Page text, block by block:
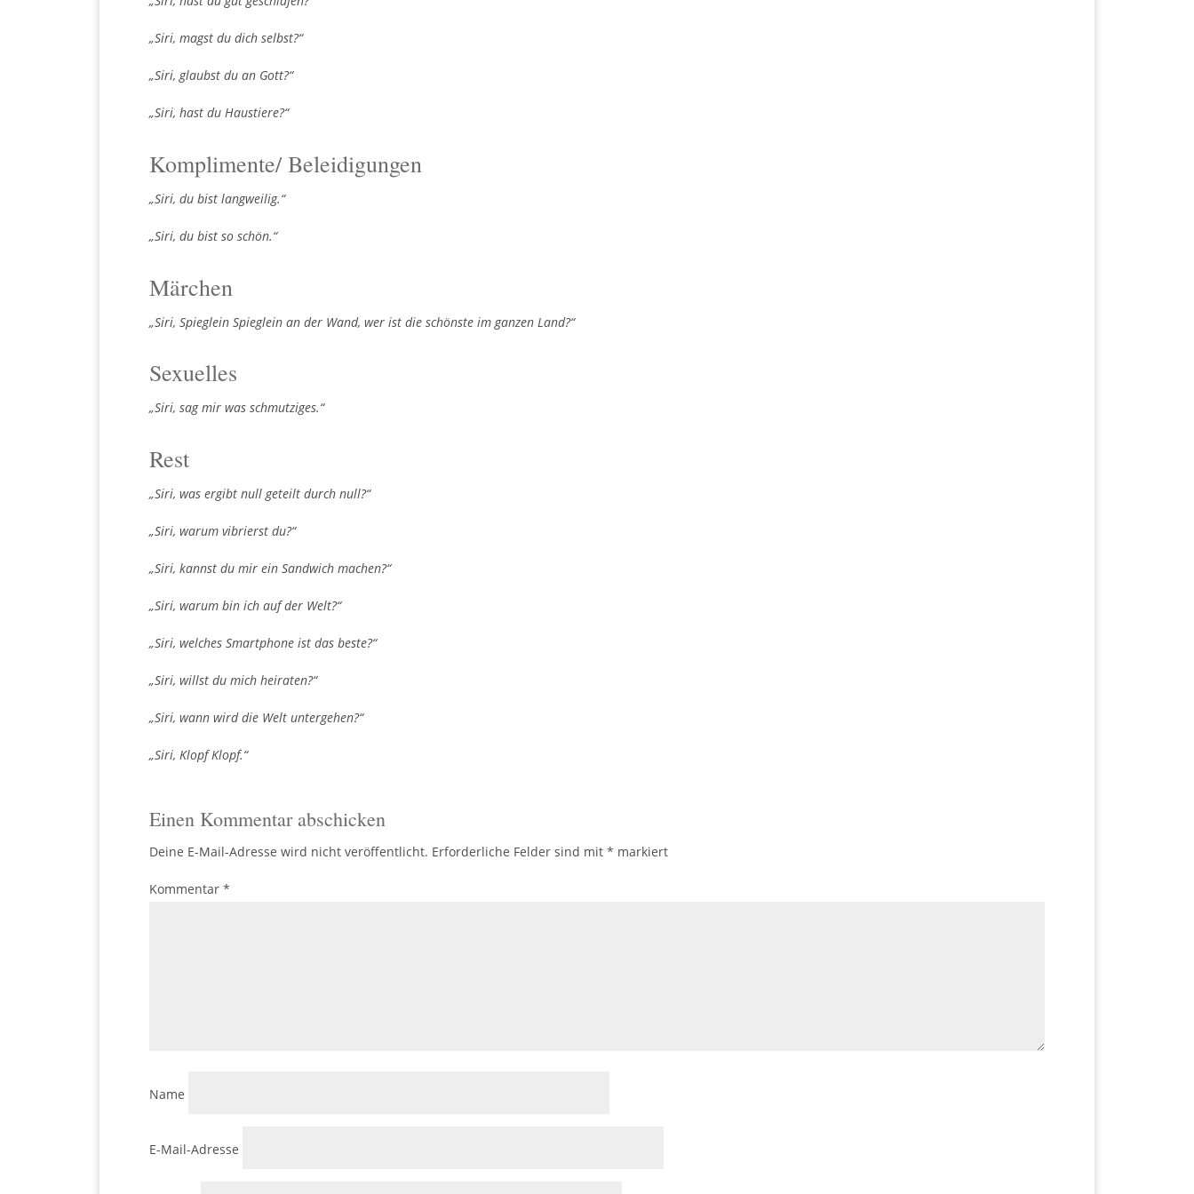
„Siri, magst du dich selbst?“
„Siri, glaubst du an Gott?“
„Siri, hast du Haustiere?“
Komplimente/ Beleidigungen
„Siri, du bist langweilig.“
„Siri, du bist so schön.“
Märchen
„Siri, Spieglein Spieglein an der Wand, wer ist die schönste im ganzen Land?“
Sexuelles
„Siri, sag mir was schmutziges.“
Rest
„Siri, was ergibt null geteilt durch null?“
„Siri, warum vibrierst du?“
„Siri, kannst du mir ein Sandwich machen?“
„Siri, warum bin ich auf der Welt?“
„Siri, welches Smartphone ist das beste?“
„Siri, willst du mich heiraten?“
„Siri, wann wird die Welt untergehen?“
„Siri, Klopf Klopf.“
Einen Kommentar abschicken
Deine E-Mail-Adresse wird nicht veröffentlicht. Erforderliche Felder sind mit * markiert
Kommentar *
Name
E-Mail-Adresse